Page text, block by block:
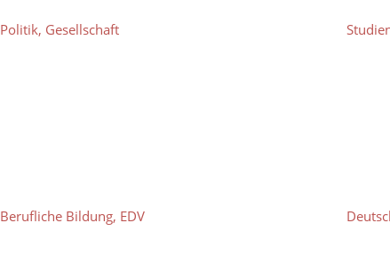
Politik, Gesellschaft
Berufliche Bildung, EDV